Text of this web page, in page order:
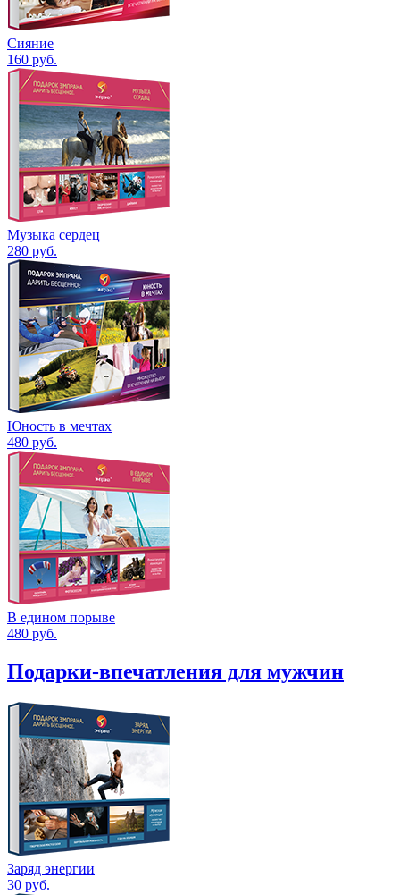
Сияние
160 руб.
Музыка сердец
280 руб.
Юность в мечтах
480 руб.
В едином порыве
480 руб.
Подарки-впечатления для мужчин
Заряд энергии
30 руб.